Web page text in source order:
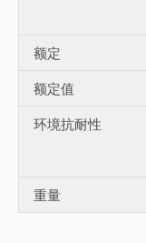
额定
额定值
环境抗耐性
重量